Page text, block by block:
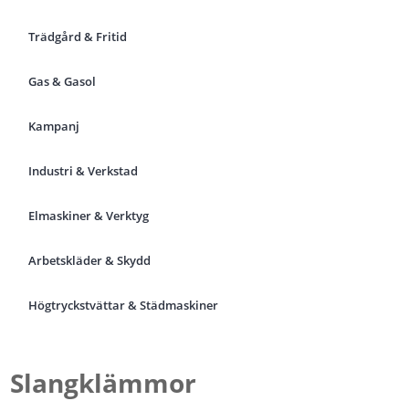
Trädgård & Fritid
Gas & Gasol
Kampanj
Industri & Verkstad
Elmaskiner & Verktyg
Arbetskläder & Skydd
Högtryckstvättar & Städmaskiner
Slangklämmor